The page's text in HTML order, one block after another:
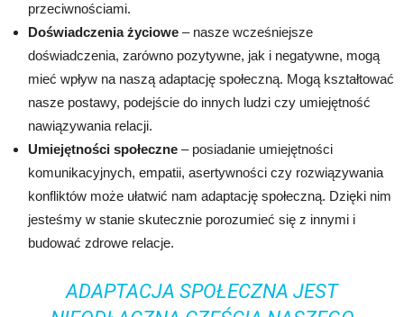
przeciwnościami.
Doświadczenia życiowe – nasze wcześniejsze
doświadczenia, zarówno pozytywne, jak i negatywne, mogą
mieć wpływ na naszą adaptację społeczną. Mogą kształtować
nasze postawy, podejście do innych ludzi czy umiejętność
nawiązywania relacji.
Umiejętności społeczne – posiadanie umiejętności
komunikacyjnych, empatii, asertywności czy rozwiązywania
konfliktów może ułatwić nam adaptację społeczną. Dzięki nim
jesteśmy w stanie skutecznie porozumieć się z innymi i
budować zdrowe relacje.
ADAPTACJA SPOŁECZNA JEST